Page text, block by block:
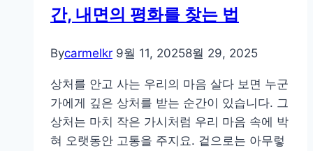
마
을
복
하
는
방
간, 내면의 평화를 찾는 법
Bycarmelkr 9월 11, 20258월 29, 2025
상처를 안고 사는 우리의 마음 살다 보면 누군
가에게 깊은 상처를 받는 순간이 있습니다. 그
상처는 마치 작은 가시처럼 우리 마음 속에 박
혀 오랫동안 고통을 주지요. 겉으로는 아무렇